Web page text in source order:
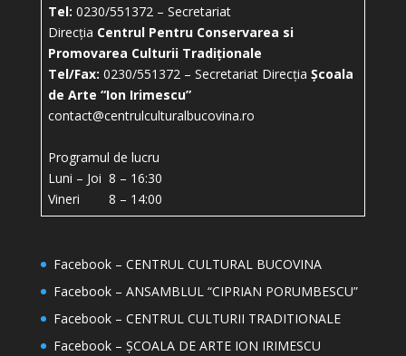
Tel: 0230/551372 – Secretariat
Direcția Centrul Pentru Conservarea si
Promovarea Culturii Tradiționale
Tel/Fax: 0230/551372 – Secretariat Direcția Școala
de Arte “Ion Irimescu”
contact@centrulculturalbucovina.ro
Programul de lucru
Luni – Joi 8 – 16:30
Vineri 8 – 14:00
Facebook – CENTRUL CULTURAL BUCOVINA
Facebook – ANSAMBLUL “CIPRIAN PORUMBESCU”
Facebook – CENTRUL CULTURII TRADITIONALE
Facebook – ȘCOALA DE ARTE ION IRIMESCU